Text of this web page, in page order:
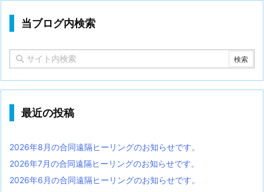
当ブログ内検索
最近の投稿
2026年8月の合同遠隔ヒーリングのお知らせです。
2026年7月の合同遠隔ヒーリングのお知らせです。
2026年6月の合同遠隔ヒーリングのお知らせです。